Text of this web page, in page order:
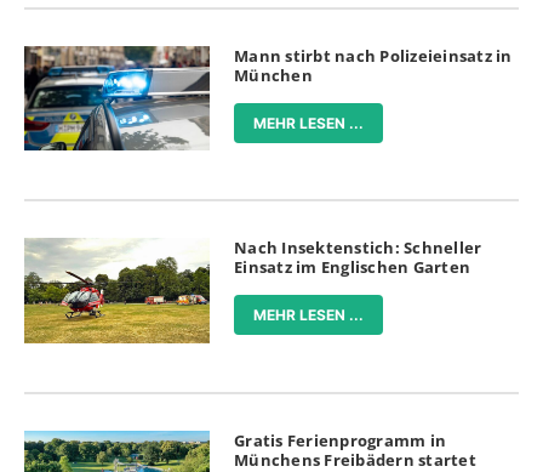
Mann stirbt nach Polizeieinsatz in
München
MEHR LESEN ...
Nach Insektenstich: Schneller
Einsatz im Englischen Garten
MEHR LESEN ...
Gratis Ferienprogramm in
Münchens Freibädern startet